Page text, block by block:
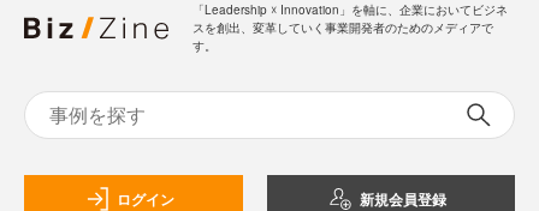
「Leadership ☓ Innovation」を軸に、企業においてビジネ
スを創出、変革していく事業開発者のためのメディアで
す。
ログイン 新規会員登録